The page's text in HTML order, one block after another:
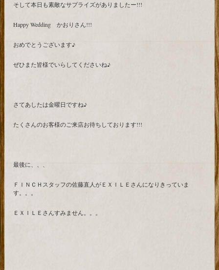
そして本日も素敵なサプライズがありましたー!!!
Happy Wedding かおりさん!!!
おめでとうございます♪
ぜひまた皆様でいらしてくださいね♪
さてあしたは金曜日ですね♪
たくさんのお客様のご来店お待ちしております!!!
最後に、、、
ＦＩＮＣＨスタッフの佐藤直人がＥＸＩＬＥさんになりきっていま
す。。。
ＥＸＩＬＥさんすみません。。。